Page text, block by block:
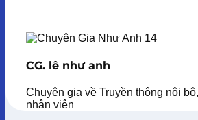
CG. lê như anh
Chuyên gia về Truyền thông nội
nhân viên